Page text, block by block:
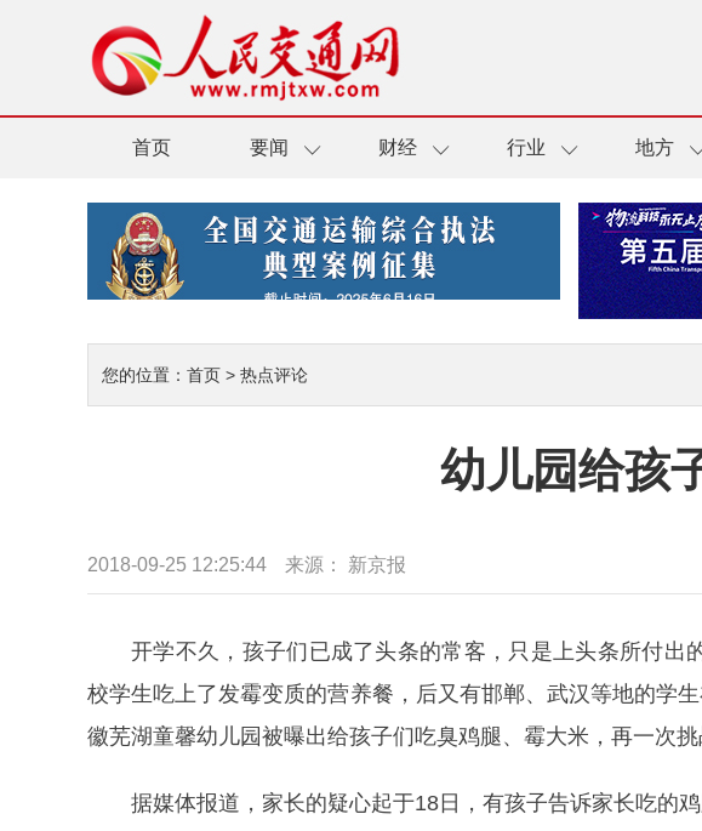
首页 要闻 财经 行业 地方
您的位置： 首页 > 热点评论
幼儿园给孩
2018-09-25 12:25:44 来源： 新京报
开学不久，孩子们已成了头条的常客，只是上头条所付出
校学生吃上了发霉变质的营养餐，后又有邯郸、武汉等地的学
徽芜湖童馨幼儿园被曝出给孩子们吃臭鸡腿、霉大米，再一次挑
据媒体报道，家长的疑心起于18日，有孩子告诉家长吃的